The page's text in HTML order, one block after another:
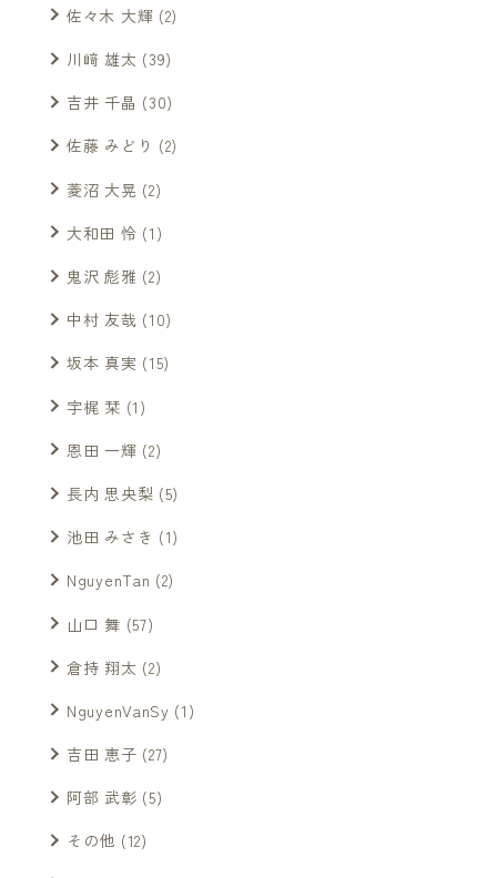
佐々木 大輝 (2)
川﨑 雄太 (39)
吉井 千晶 (30)
佐藤 みどり (2)
菱沼 大晃 (2)
大和田 怜 (1)
鬼沢 彪雅 (2)
中村 友哉 (10)
坂本 真実 (15)
宇梶 栞 (1)
恩田 一輝 (2)
長内 思央梨 (5)
池田 みさき (1)
NguyenTan (2)
山口 舞 (57)
倉持 翔太 (2)
NguyenVanSy (1)
吉田 恵子 (27)
阿部 武彰 (5)
その他 (12)